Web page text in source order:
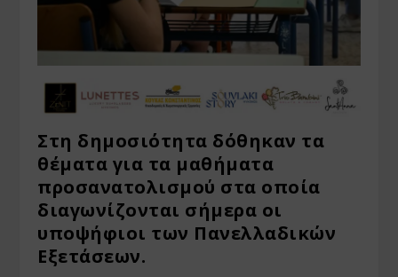
Στη δημοσιότητα δόθηκαν τα
θέματα για τα μαθήματα
προσανατολισμού στα οποία
διαγωνίζονται σήμερα οι
υποψήφιοι των Πανελλαδικών
Εξετάσεων.